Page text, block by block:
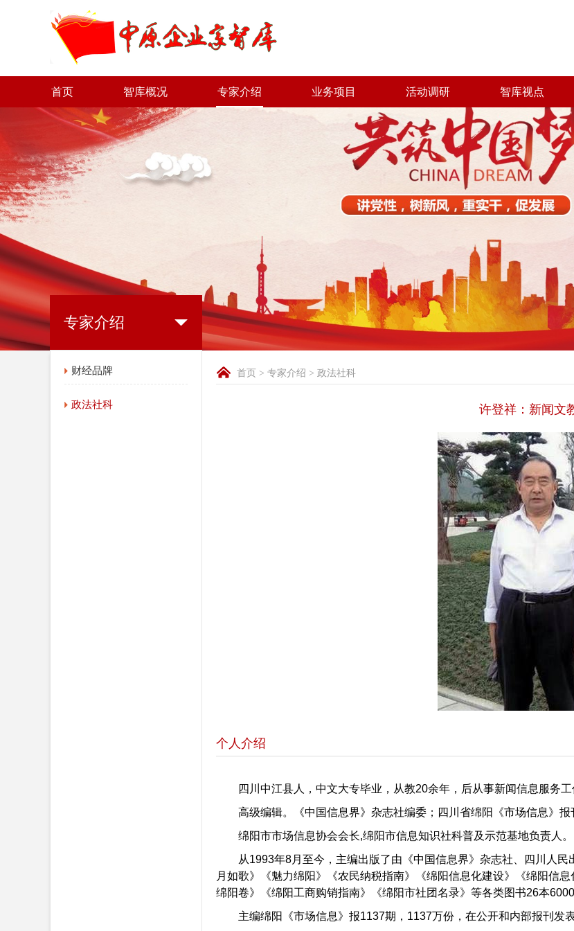
首页 智库概况 专家介绍 业务项目 活动调研 智库视点
专家介绍
财经品牌
政法社科
首页 > 专家介绍 > 政法社科
许登祥：新闻文
个人介绍
四川中江县人，中文大专毕业，从教20余年，后从事新闻信息服务工
高级编辑。《中国信息界》杂志社编委；四川省绵阳《市场信息》报
绵阳市市场信息协会会长,绵阳市信息知识社科普及示范基地负责人。
从1993年8月至今，主编出版了由《中国信息界》杂志社、四川人
月如歌》《魅力绵阳》《农民纳税指南》《绵阳信息化建设》《绵阳信
绵阳卷》《绵阳工商购销指南》《绵阳市社团名录》等各类图书26本
主编绵阳《市场信息》报1137期，1137万份，在公开和内部报刊发